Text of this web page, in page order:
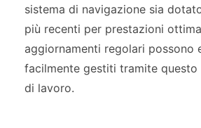
sistema di navigazione sia
più recenti per prestazioni
aggiornamenti regolari possono
facilmente gestiti tramite questo
di lavoro.